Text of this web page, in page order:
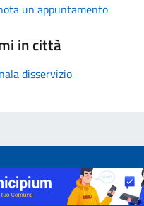
un appuntamento
in città
disservizio